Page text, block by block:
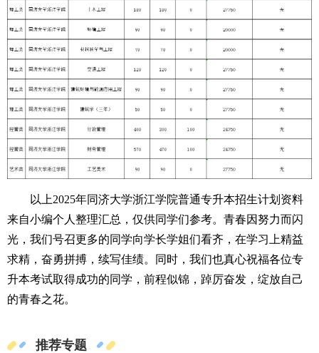
以上2025年同济大学浙江学院普通专升本招生计划资料
来自小编个人整理汇总，仅供同学们参考。青春因努力而闪
光，我们号召更多的同学向学长学姐们看齐，在学习上精益
求精，奋勇拼搏，续写佳绩。同时，我们也真心祝福各位专
升本考试取得成功的同学，前程似锦，踔厉奋发，绽放自己
的青春之花。
推荐专题